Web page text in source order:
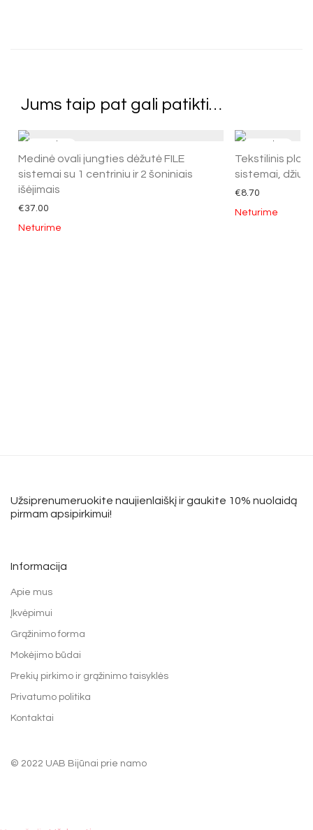
Jums taip pat gali patikti…
Medinė ovali jungties dėžutė FILE
sistemai su 1 centriniu ir 2 šoniniais
išėjimais
€37.00
Neturime
Tekstilinis
sistemai,
€8.70
Neturime
Užsiprenumeruokite naujienlaiškį ir gaukite 10% nuolaidą
pirmam apsipirkimui!
Informacija
Apie mus
Įkvėpimui
Grąžinimo forma
Mokėjimo būdai
Prekių pirkimo ir grąžinimo taisyklės
Privatumo politika
Kontaktai
© 2022 UAB Bijūnai prie namo